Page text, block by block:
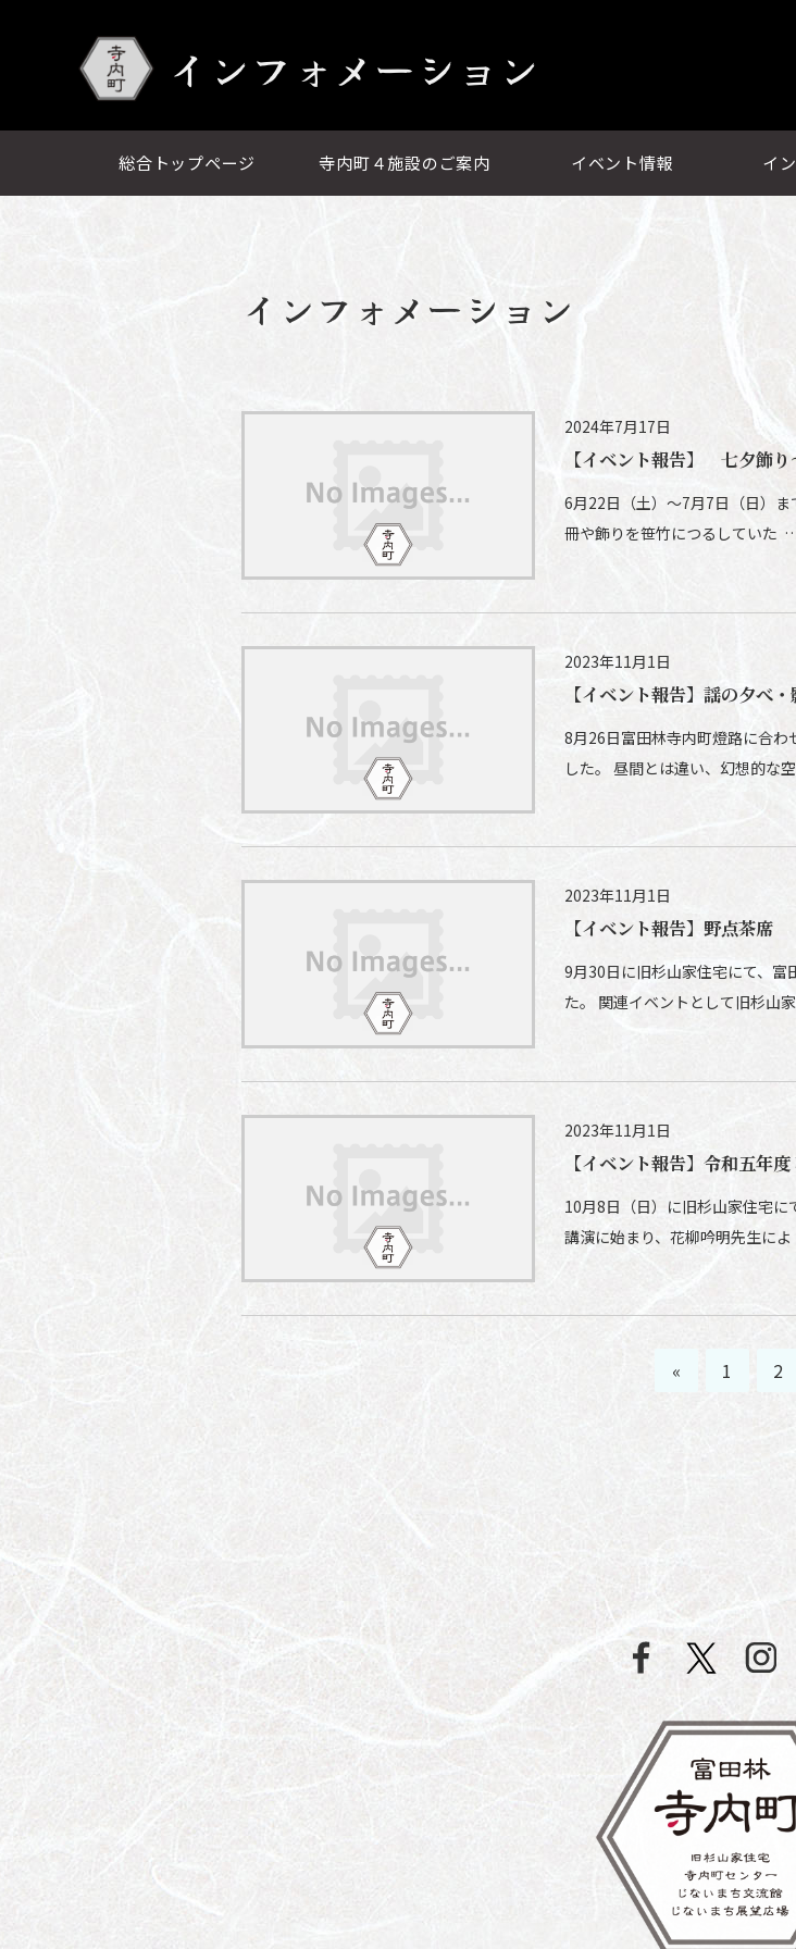
インフォメーション
総合トップページ 寺内町４施設のご案内 イベント情報 イ
インフォメーション
2024年7月17日
【イベント報告】 七夕飾
6月22日（土）～7月7日（日）
冊や飾りを笹竹につるしていた
2023年11月1日
【イベント報告】謡の夕べ
8月26日富田林寺内町燈路に合
した。 昼間とは違い、幻想的な
2023年11月1日
【イベント報告】野点茶席
9月30日に旧杉山家住宅にて、富
た。 関連イベントとして旧杉山
2023年11月1日
【イベント報告】令和五年
10月8日（日）に旧杉山家住宅
講演に始まり、花柳吟明先生に
« 1 2